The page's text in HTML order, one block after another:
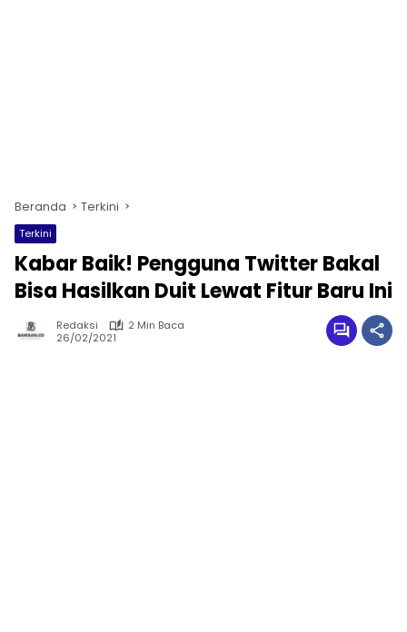
Beranda Terkini
Terkini
Kabar Baik! Pengguna Twitter Bakal
Bisa Hasilkan Duit Lewat Fitur Baru Ini
Redaksi
2 Min Baca
26/02/2021